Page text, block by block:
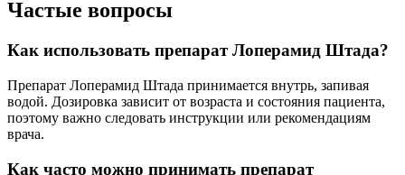
Частые вопросы
Как использовать препарат Лоперамид Штада?
Препарат Лоперамид Штада принимается внутрь, запивая
водой. Дозировка зависит от возраста и состояния пациента,
поэтому важно следовать инструкции или рекомендациям
врача.
Как часто можно принимать препарат